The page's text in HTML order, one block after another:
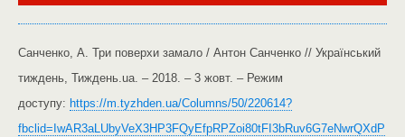
Санченко, А. Три поверхи замало / Антон Санченко // Український
тиждень, Тиждень.ua. – 2018. – 3 жовт. – Режим
доступу: https://m.tyzhden.ua/Columns/50/220614?
fbclid=IwAR3aLUbyVeX3HP3FQyEfpRPZoi80tFI3bRuv6G7eNwrQXdP